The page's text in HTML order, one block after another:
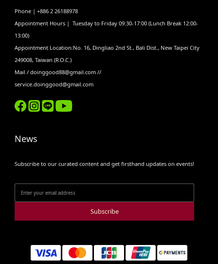
Phone | +886 2 26188978
Appointment Hours | Tuesday to Friday 09:30-17:00 (Lunch Break 12:00-
13:00)
Appointment Location:No. 16, Dingliao 2nd St., Bali Dist., New Taipei City
249008, Taiwan (R.O.C.)
Mail / doinggood88@gmail.com //
service.doinggood@gmail.com
News
Subscribe to our curated content and get firsthand updates on events!
Subscribe